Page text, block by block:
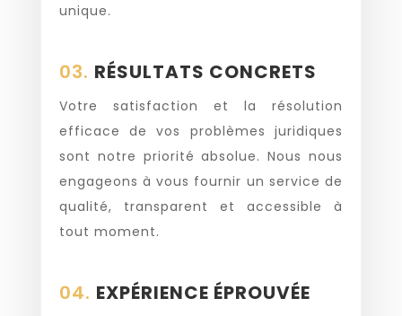
unique.
03. RÉSULTATS CONCRETS
Votre satisfaction et la résolution
efficace de vos problèmes juridiques
sont notre priorité absolue. Nous nous
engageons à vous fournir un service de
qualité, transparent et accessible à
tout moment.
04. EXPÉRIENCE ÉPROUVÉE